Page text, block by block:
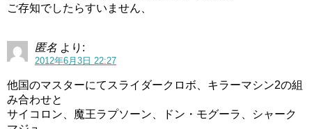
ご存知でしたらすいません、
匿名 より:
2012年6月3日 22:27
他国のマスターにてスライダークロボ、キラーマシン2の組
み合わせと
サイコロン、魔王ラプソーン、ドン・モグーラ、シャーク